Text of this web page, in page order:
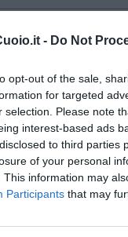
- Do Not
opt-out of the sale,
for targeted
selection. Please note
interest-based ads
to third parties
of your personal
This information may
Participants that may
Giglioli e il consigliere